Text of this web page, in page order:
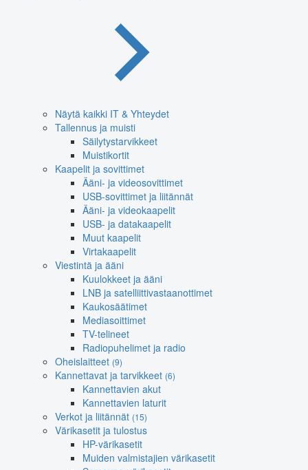
Näytä kaikki IT & Yhteydet
Tallennus ja muisti
Säilytystarvikkeet
Muistikortit
Kaapelit ja sovittimet
Ääni- ja videosovittimet
USB-sovittimet ja liitännät
Ääni- ja videokaapelit
USB- ja datakaapelit
Muut kaapelit
Virtakaapelit
Viestintä ja ääni
Kuulokkeet ja ääni
LNB ja satelliittivastaanottimet
Kaukosäätimet
Mediasoittimet
TV-telineet
Radiopuhelimet ja radio
Oheislaitteet (9)
Kannettavat ja tarvikkeet (6)
Kannettavien akut
Kannettavien laturit
Verkot ja liitännät (15)
Värikasetit ja tulostus
HP-värikasetit
Muiden valmistajien värikasetit